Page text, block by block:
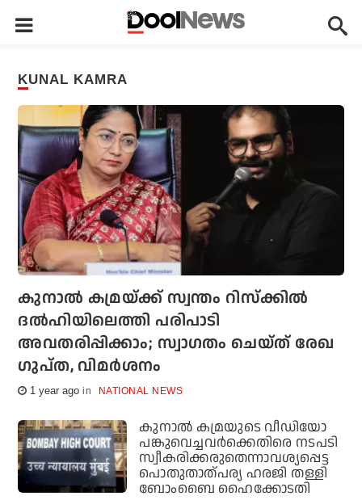
KUNAL KAMRA
കുനാല്‍ കമ്രയ്ക്ക് സ്വന്തം റിസ്‌ക്കില്‍
ദല്‍ഹിയിലെത്തി പരിപാടി
അവതരിപ്പിക്കാം; സ്വാഗതം ചെയ്ത് രേഖ
ഗുപ്ത, വിമര്‍ശനം
1 year ago NATIONAL NEWS
കുനാല്‍ കമ്രയുടെ വീഡിയോ
പങ്കുവെച്ചവര്‍ക്കെതിരെ നടപടി
സ്വീകരിക്കരുതെന്നാവശ്യപ്പെട്ട
പൊതുതാത്പര്യ ഹരജി തള്ളി
ബോംബൈ ഹൈക്കോടതി